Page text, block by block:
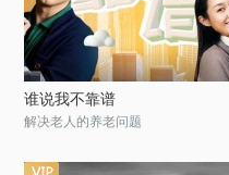
谁说我不靠谱
解决老人的养老问题